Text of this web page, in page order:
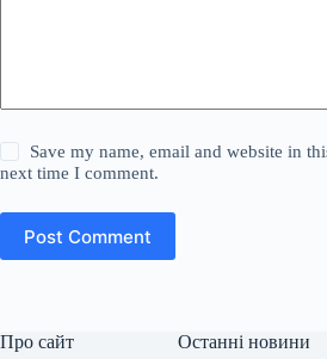
Save my name, email and website in
next time I comment.
Post Comment
Про сайт Останні новини